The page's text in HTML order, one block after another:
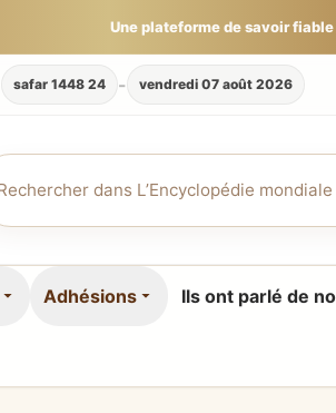
Une plateforme de savoir
vendredi 07 août 2026
-
24 safar 1448
Adhésions Ils ont parlé de